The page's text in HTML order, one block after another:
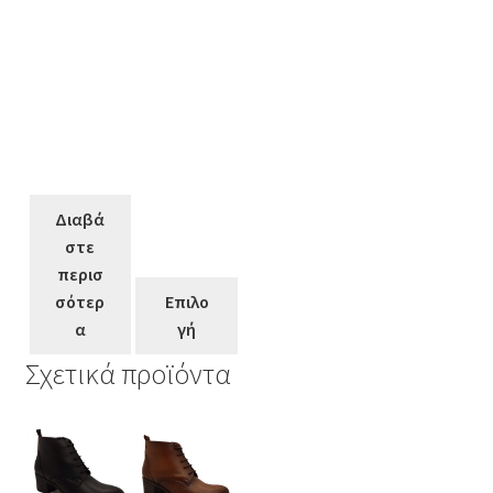
Διαβά
στε
περισ
σότερ
α
Επιλο
γή
Σχετικά προϊόντα
Αυτό
το
προϊόν
Αυτό
το
προϊόν